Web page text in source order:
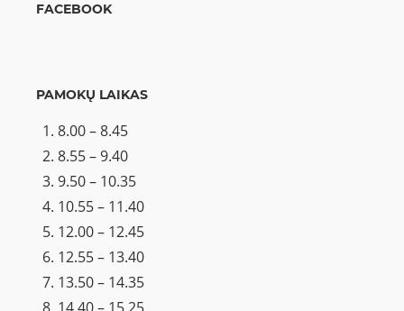
FACEBOOK
PAMOKŲ LAIKAS
8.00 – 8.45
8.55 – 9.40
9.50 – 10.35
10.55 – 11.40
12.00 – 12.45
12.55 – 13.40
13.50 – 14.35